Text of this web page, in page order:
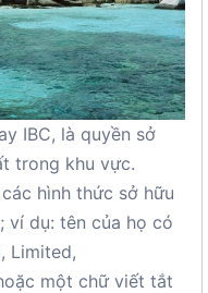
IBC, là quyền sở
trong khu vực.
hình thức sở hữu
ví dụ: tên của họ có
Limited,
một chữ viết tắt